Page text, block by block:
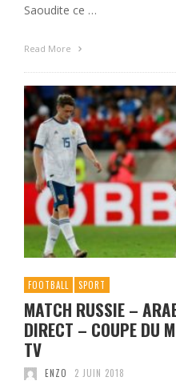
Saoudite ce …
Read More
FOOTBALL SPORT
MATCH RUSSIE –
DIRECT – COUPE DU
TV
ENZO 2 JUIN 2018